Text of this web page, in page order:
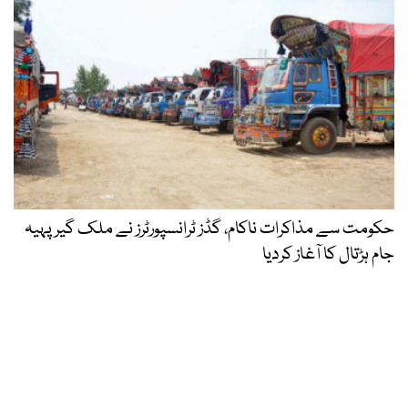
حکومت سے مذاکرات ناکام، گڈز ٹرانسپورٹرز نے ملک گیر پہیہ
جام ہڑتال کا آغاز کردیا